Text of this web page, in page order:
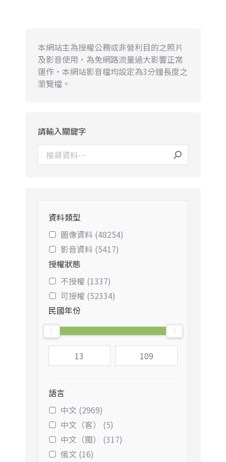
本網站主為授權公務或非營利目的之照片
及影音使用，為免網路流量過大影響正常
運作，本網站影音檔均設定為3分鐘長度之
瀏覽檔。
請輸入關鍵字
資料類型
圖像資料 (48254)
影音資料 (5417)
授權狀態
不授權 (1337)
可授權 (52334)
民國年份
語言
中文 (2969)
中文（客） (5)
中文（閩） (317)
俄文 (16)